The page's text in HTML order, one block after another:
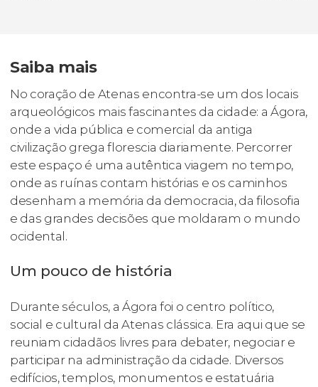
Saiba mais
No coração de Atenas encontra-se um dos locais
arqueológicos mais fascinantes da cidade: a Ágora,
onde a vida pública e comercial da antiga
civilização grega florescia diariamente. Percorrer
este espaço é uma autêntica viagem no tempo,
onde as ruínas contam histórias e os caminhos
desenham a memória da democracia, da filosofia
e das grandes decisões que moldaram o mundo
ocidental.
Um pouco de história
Durante séculos, a Ágora foi o centro político,
social e cultural da Atenas clássica. Era aqui que se
reuniam cidadãos livres para debater, negociar e
participar na administração da cidade. Diversos
edifícios, templos, monumentos e estatuária